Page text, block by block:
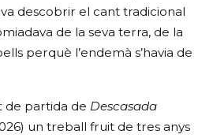
va descobrir el cant tradicional
de la seva terra, de la
perquè l’endemà s’havia de
de partida de Descasada
un treball fruit de tres anys